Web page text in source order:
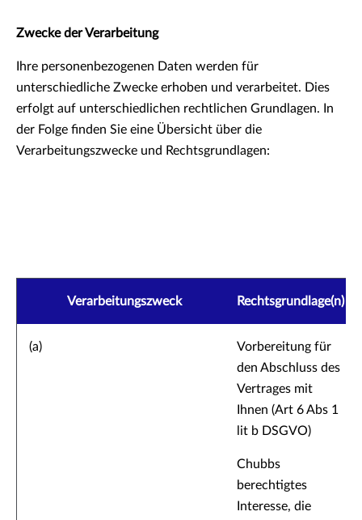
Zwecke der Verarbeitung
Ihre personenbezogenen Daten werden für
unterschiedliche Zwecke erhoben und verarbeitet. Dies
erfolgt auf unterschiedlichen rechtlichen Grundlagen. In
der Folge finden Sie eine Übersicht über die
Verarbeitungszwecke und Rechtsgrundlagen:
Verarbeitungszweck Rechtsgrundlage(n)
(a)
Vorbereitung für
den Abschluss des
Vertrages mit
Ihnen (Art 6 Abs 1
lit b DSGVO)
Chubbs
berechtigtes
Interesse, die